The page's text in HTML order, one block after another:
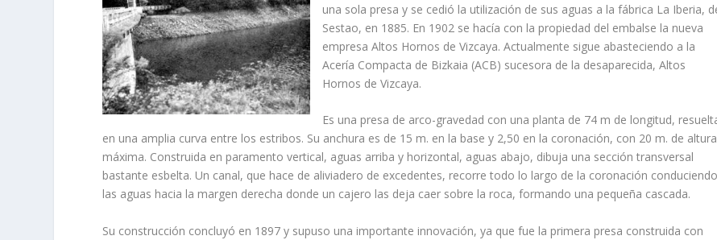
una sola presa y se cedió la utilización de sus aguas a la fábrica La Iberia,
Sestao, en 1885. En 1902 se hací­a con la propiedad del embalse la nueva
empresa Altos Hornos de Vizcaya. Actualmente sigue abasteciendo a la
Acerí­a Compacta de Bizkaia (ACB) sucesora de la desaparecida, Altos
Hornos de Vizcaya.
Es una presa de arco-gravedad con una planta de 74 m de longitud,
en una amplia curva entre los estribos. Su anchura es de 15 m. en la base y 2,50 en la coronación, con 20 m. de altura
máxima. Construida en paramento vertical, aguas arriba y horizontal, aguas abajo, dibuja una sección transversal
bastante esbelta. Un canal, que hace de aliviadero de excedentes, recorre todo lo largo de la coronación conduciendo
las aguas hacia la margen derecha donde un cajero las deja caer sobre la roca, formando una pequeña cascada.
Su construcción concluyó en 1897 y supuso una importante innovación, ya que fue la primera presa construida con